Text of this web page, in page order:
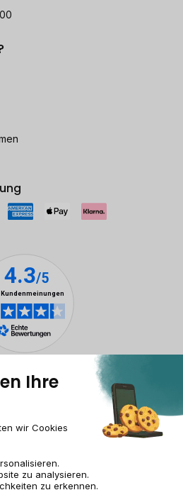
Cookie-Verwaltung
daten
Recommerce Group